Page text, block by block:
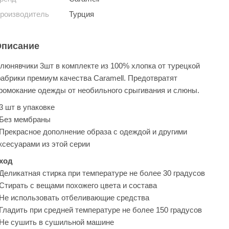
Турция
3шт в комплекте из 100% хлопка от турецкой
премиум качества Caramell. Предотвратят
одежды от необильного срыгивания и слюны.
шт в упаковке
мембраны
дополнение образа с одеждой и другими
из этой серии
стирка при температуре не более 30 градусов
с вещами похожего цвета и состава
использовать отбеливающие средства
при средней температуре не более 150 градусов
сушить в сушильной машине